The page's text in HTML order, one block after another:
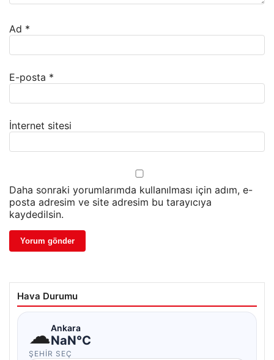
Ad *
E-posta *
İnternet sitesi
Daha sonraki yorumlarımda kullanılması için adım, e-
posta adresim ve site adresim bu tarayıcıya
kaydedilsin.
Hava Durumu
☁Ankara
NaN°C
ŞEHIR SEÇ